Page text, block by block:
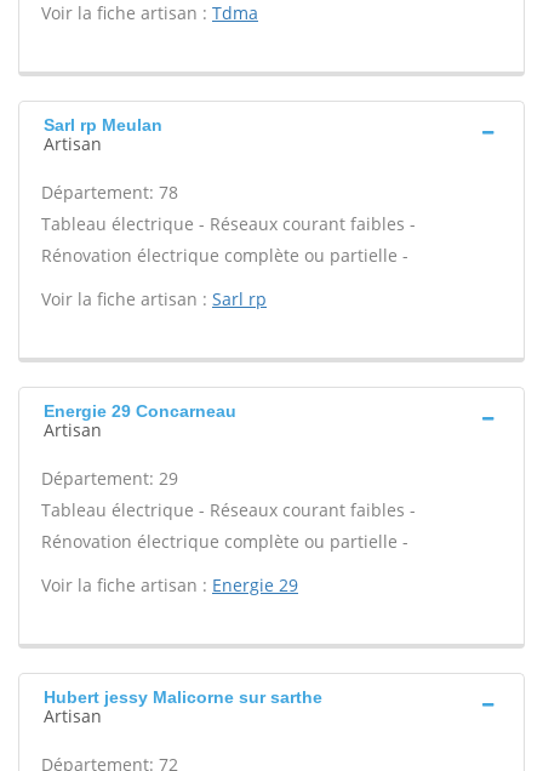
Voir la fiche artisan : Tdma
Sarl rp Meulan
Artisan
Département: 78
Tableau électrique - Réseaux courant faibles -
Rénovation électrique complète ou partielle -
Voir la fiche artisan : Sarl rp
Energie 29 Concarneau
Artisan
Département: 29
Tableau électrique - Réseaux courant faibles -
Rénovation électrique complète ou partielle -
Voir la fiche artisan : Energie 29
Hubert jessy Malicorne sur sarthe
Artisan
Département: 72